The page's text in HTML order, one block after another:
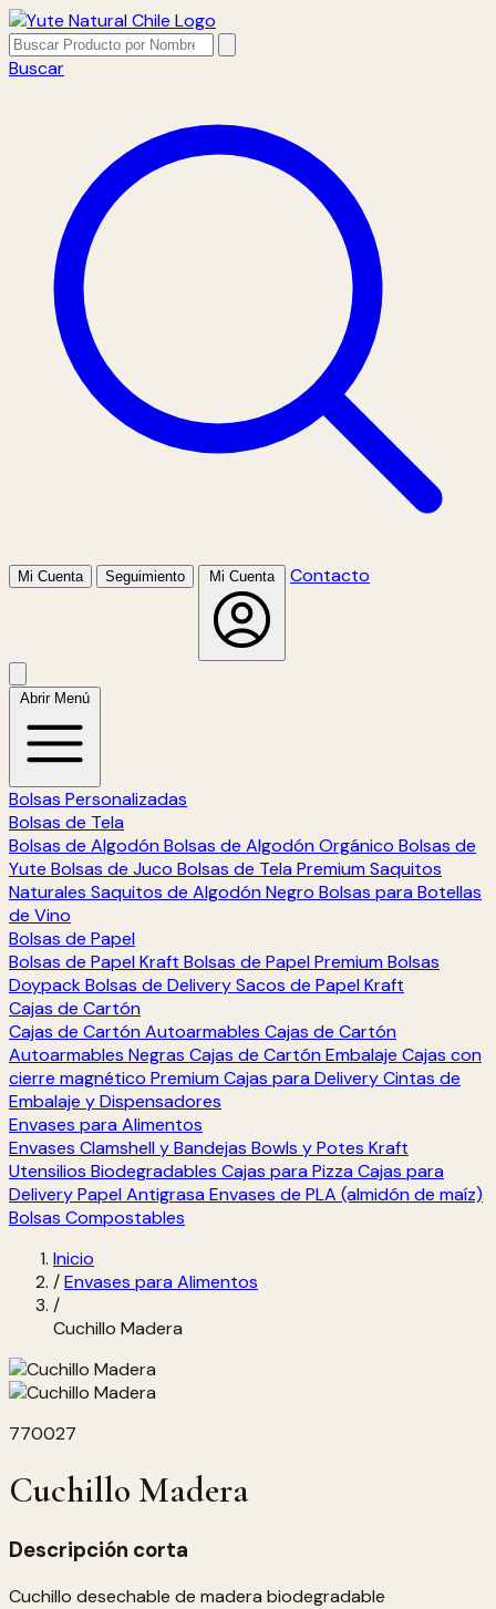
Buscar
Mi Cuenta Seguimiento Mi Cuenta Contacto
Abrir Menú
Bolsas Personalizadas
Bolsas de Tela
Bolsas de Algodón Bolsas de Algodón Orgánico Bolsas de
Yute Bolsas de Juco Bolsas de Tela Premium Saquitos
Naturales Saquitos de Algodón Negro Bolsas para Botellas
de Vino
Bolsas de Papel
Bolsas de Papel Kraft Bolsas de Papel Premium Bolsas
DoypackBolsas de DeliverySacos de Papel Kraft
Cajas de Cartón
Cajas de Cartón Autoarmables Cajas de Cartón
Autoarmables Negras Cajas de Cartón Embalaje Cajas con
cierre magnético Premium Cajas para DeliveryCintas de
Embalaje y Dispensadores
Envases para Alimentos
Envases Clamshell y Bandejas Bowls y Potes Kraft
Utensilios Biodegradables Cajas para Pizza Cajas para
DeliveryPapel Antigrasa Envases de PLA (almidón de maíz)
Bolsas Compostables
Inicio
/Envases para Alimentos
/
Cuchillo Madera
770027
Cuchillo Madera
Descripción corta
Cuchillo desechable de madera biodegradable